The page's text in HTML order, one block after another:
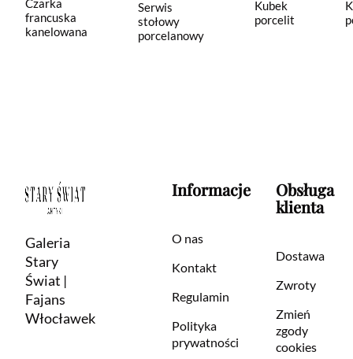
Czarka
francuska
kanelowana
Serwis
stołowy
porcelanowy
Kubek
porcelit
Galeria
Stary
Świat |
Fajans
Włocławek
Informacje
O nas
Kontakt
Regulamin
Polityka
prywatności
Obsługa
klienta
Dostawa
Zwroty
Zmień
zgody
cookies